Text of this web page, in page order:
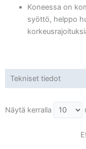
Koneessa on
syöttö, helppo
Tekniset tiedot
Näytä kerralla